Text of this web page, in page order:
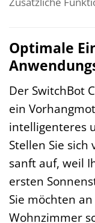
Optimale
Der SwitchBot
ein
intelligenteres
Stellen Sie sich
sanft auf, weil
ersten
Sie möchten
Wohnzimmer